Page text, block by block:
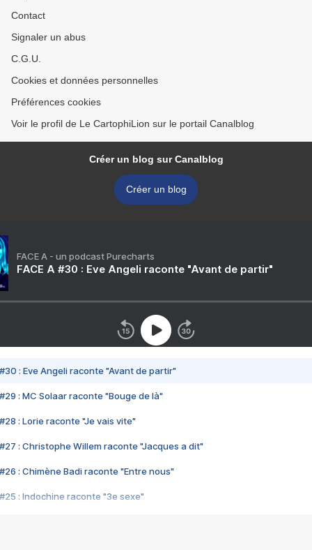
Contact
Signaler un abus
C.G.U.
Cookies et données personnelles
Préférences cookies
Voir le profil de Le CartophiLion sur le portail Canalblog
Créer un blog sur Canalblog
Créer un blog
FACE A - un podcast Purecharts
FACE A #30 : Eve Angeli raconte "Avant de partir"
#30 : Eve Angeli raconte "Avant de partir"
#29 : MC Solaar raconte "Bouge de là"
#28 : Lorie raconte "Je vais vite"
#27 : Christophe Willem raconte "Jacques a dit"
#26 : Chimène Badi raconte "Entre nous"
#25 : Indochine raconte "3e sexe"